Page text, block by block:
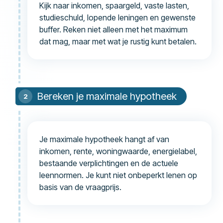
Kijk naar inkomen, spaargeld, vaste lasten,
studieschuld, lopende leningen en gewenste
buffer. Reken niet alleen met het maximum
dat mag, maar met wat je rustig kunt betalen.
Bereken je maximale hypotheek
Je maximale hypotheek hangt af van
inkomen, rente, woningwaarde, energielabel,
bestaande verplichtingen en de actuele
leennormen. Je kunt niet onbeperkt lenen op
basis van de vraagprijs.